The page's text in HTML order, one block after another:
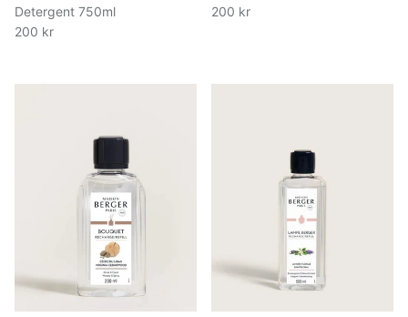
Detergent 750ml
200 kr
200 kr